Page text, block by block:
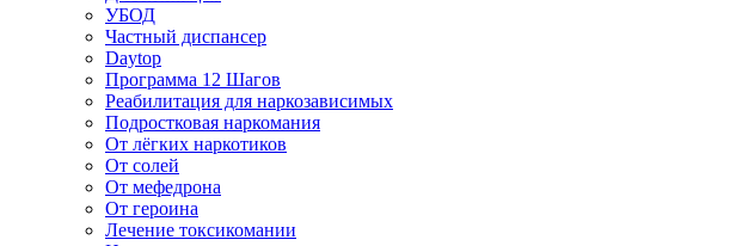
УБОД
Частный диспансер
Daytop
Программа 12 Шагов
Реабилитация для наркозависимых
Подростковая наркомания
От лёгких наркотиков
От солей
От мефедрона
От героина
Лечение токсикомании